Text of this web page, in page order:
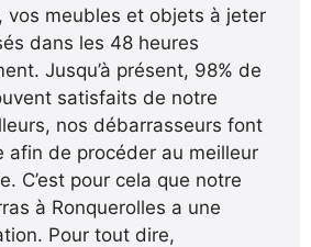
vos meubles et objets à jeter
dans les 48 heures
Jusqu’à présent, 98% de
satisfaits de notre
nos débarrasseurs font
afin de procéder au meilleur
C’est pour cela que notre
à Ronquerolles a une
Pour tout dire,